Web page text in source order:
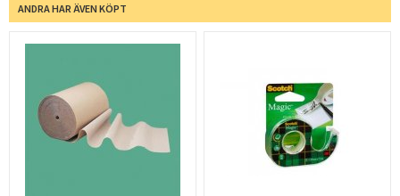
ANDRA HAR ÄVEN KÖPT